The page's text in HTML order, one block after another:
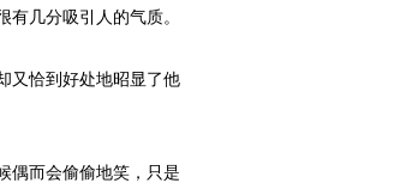
几分吸引人的气质。
又恰到好处地昭显了他
偶而会偷偷地笑，只是